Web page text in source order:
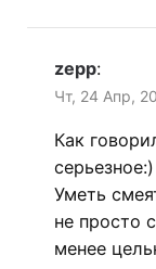
zepp:
Чт, 24 Апр,
Как
серьезное:)
Уметь
не просто
менее